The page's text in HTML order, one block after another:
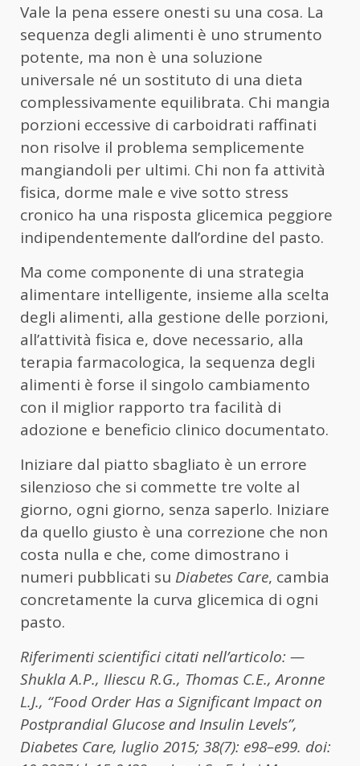
Vale la pena essere onesti su una cosa. La
sequenza degli alimenti è uno strumento
potente, ma non è una soluzione
universale né un sostituto di una dieta
complessivamente equilibrata. Chi mangia
porzioni eccessive di carboidrati raffinati
non risolve il problema semplicemente
mangiandoli per ultimi. Chi non fa attività
fisica, dorme male e vive sotto stress
cronico ha una risposta glicemica peggiore
indipendentemente dall’ordine del pasto.
Ma come componente di una strategia
alimentare intelligente, insieme alla scelta
degli alimenti, alla gestione delle porzioni,
all’attività fisica e, dove necessario, alla
terapia farmacologica, la sequenza degli
alimenti è forse il singolo cambiamento
con il miglior rapporto tra facilità di
adozione e beneficio clinico documentato.
Iniziare dal piatto sbagliato è un errore
silenzioso che si commette tre volte al
giorno, ogni giorno, senza saperlo. Iniziare
da quello giusto è una correzione che non
costa nulla e che, come dimostrano i
numeri pubblicati su Diabetes Care, cambia
concretamente la curva glicemica di ogni
pasto.
Riferimenti scientifici citati nell’articolo: —
Shukla A.P., Iliescu R.G., Thomas C.E., Aronne
L.J., “Food Order Has a Significant Impact on
Postprandial Glucose and Insulin Levels”,
Diabetes Care, luglio 2015; 38(7): e98–e99. doi: